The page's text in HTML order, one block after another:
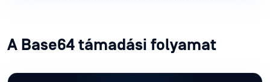
A Base64 támadási folyamat